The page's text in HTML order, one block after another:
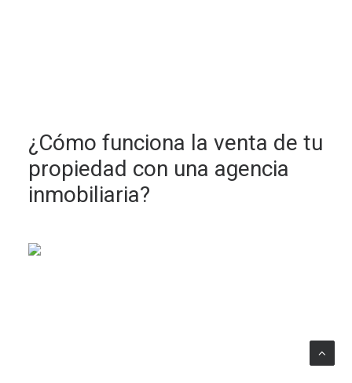
¿Cómo funciona la venta de tu
propiedad con una agencia
inmobiliaria?